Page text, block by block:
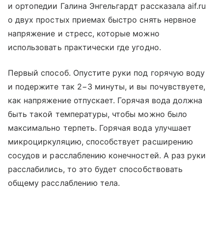
и ортопедии Галина Энгельгардт рассказала aif.ru
о двух простых приемах быстро снять нервное
напряжение и стресс, которые можно
использовать практически где угодно.
Первый способ. Опустите руки под горячую воду
и подержите так 2−3 минуты, и вы почувствуете,
как напряжение отпускает. Горячая вода должна
быть такой температуры, чтобы можно было
максимально терпеть. Горячая вода улучшает
микроциркуляцию, способствует расширению
сосудов и расслаблению конечностей. А раз руки
расслабились, то это будет способствовать
общему расслаблению тела.